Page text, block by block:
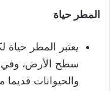
المطر حياة
يعتبر المطر حياة
سطح الأرض، وفي
والحيوانات قديما